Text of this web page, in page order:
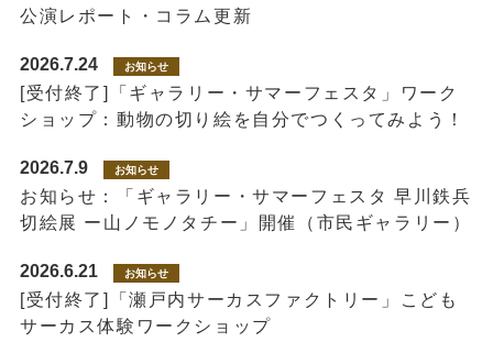
公演レポート・コラム更新
2026.7.24 お知らせ
[受付終了]「ギャラリー・サマーフェスタ」ワーク
ショップ：動物の切り絵を自分でつくってみよう！
2026.7.9 お知らせ
お知らせ：「ギャラリー・サマーフェスタ 早川鉄兵
切絵展 ー山ノモノタチー」開催（市民ギャラリー）
2026.6.21 お知らせ
[受付終了]「瀬戸内サーカスファクトリー」こども
サーカス体験ワークショップ